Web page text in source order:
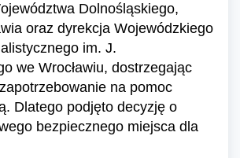
Dolnośląskiego,
oraz dyrekcja Wojewódzkiego
im. J.
we Wrocławiu, dostrzegając
na pomoc
Dlatego podjęto decyzję o
bezpiecznego miejsca dla